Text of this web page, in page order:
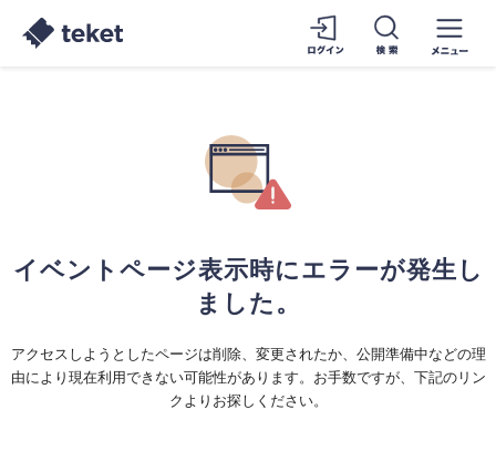
イベントページ表示時にエラーが発生し
ました。
アクセスしようとしたページは削除、変更されたか、公開準備中などの理
由により現在利用できない可能性があります。お手数ですが、下記のリン
クよりお探しください。